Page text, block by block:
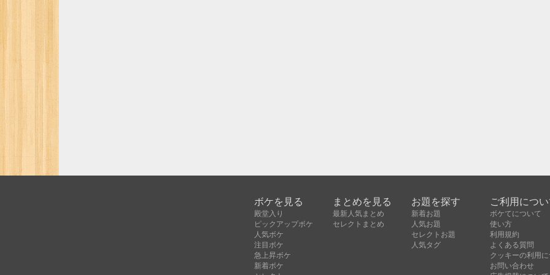
ボケを見る
殿堂入り
ピックアップボケ
人気ボケ
注目ボケ
急上昇ボケ
新着ボケ
まとめを見る
最新人気まとめ
セレクトまとめ
お題を探す
新着お題
人気お題
セレクトお題
人気タグ
ご利用につ
ボケてについて
使い方
利用規約
よくある質問
クッキーの利用
お問い合わせ